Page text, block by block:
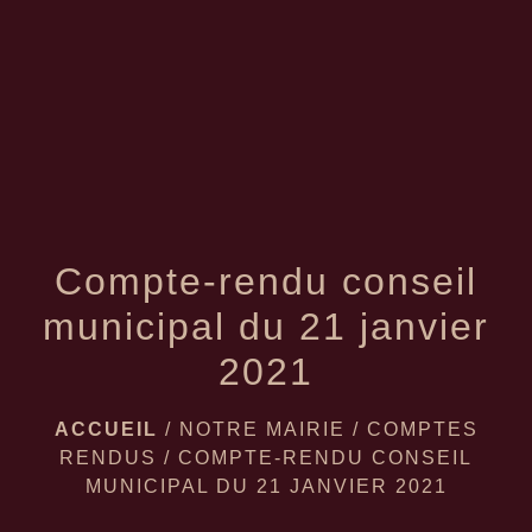
Compte-rendu conseil
municipal du 21 janvier
2021
ACCUEIL / NOTRE MAIRIE / COMPTES
RENDUS / COMPTE-RENDU CONSEIL
MUNICIPAL DU 21 JANVIER 2021